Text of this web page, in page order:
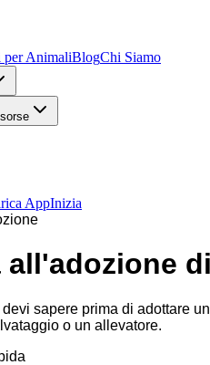
per AnimaliBlogChi Siamo
AppInizia
all'adozione
devi sapere prima di adottare
o un allevatore.